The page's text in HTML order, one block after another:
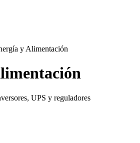
y Alimentación
UPS y reguladores